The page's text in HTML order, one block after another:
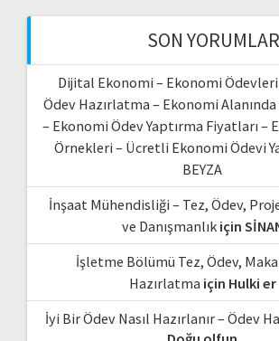
SON YORUMLAR
Dijital Ekonomi – Ekonomi
Ödev Hazırlatma – Ekonomi Alanında
– Ekonomi Ödev Yaptırma Fiyatları –
Örnekleri – Ücretli Ekonomi Ödevi
BEYZA
İnşaat Mühendisliği – Tez, Ödev,
ve Danışmanlıkiçin
İşletme Bölümü Tez, Ödev,
Hazırlatma için Hulki er
İyi Bir Ödev Nasıl Hazırlanır – Ödev